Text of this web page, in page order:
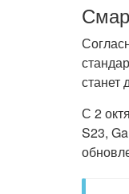
станет
С 2
S23,